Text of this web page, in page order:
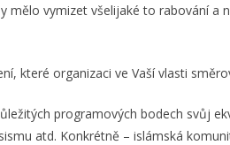
mělo vymizet všelijaké to rabování a
které organizaci ve Vaší vlasti
programových bodech svůj
atd. Konkrétně – islámská